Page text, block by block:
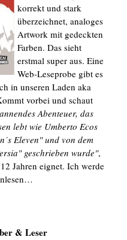
korrekt und stark
überzeichnet, analoges
Artwork mit gedeckten
Farben. Das sieht
erstmal super aus. Eine
Web-Leseprobe gibt es
in unseren Laden aka
vorbei und schaut
Abenteuer, das
lebt wie Umberto Ecos
Eleven" und von dem
geschrieben wurde",
Jahren eignet. Ich werde
& Leser